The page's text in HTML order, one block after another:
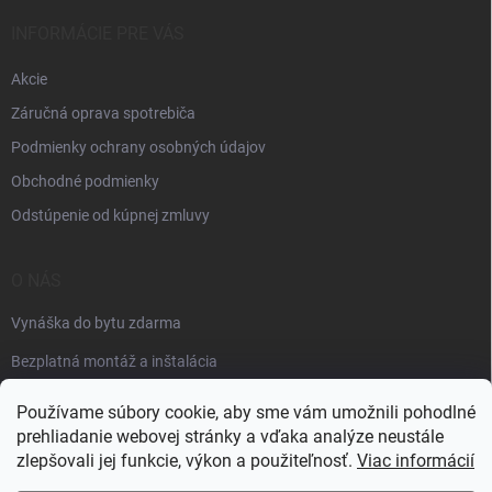
Používame súbory cookie, aby sme vám umožnili pohodlné
prehliadanie webovej stránky a vďaka analýze neustále
zlepšovali jej funkcie, výkon a použiteľnosť. Viac informácií
Akcie
Záručná oprava spotrebiča
Podmienky ochrany osobných údajov
Obchodné podmienky
Odstúpenie od kúpnej zmluvy
Vynáška do bytu zdarma
Bezplatná montáž a inštalácia